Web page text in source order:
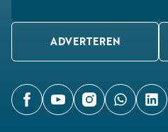
ADVERTEREN